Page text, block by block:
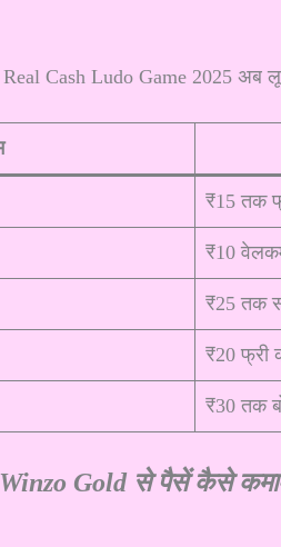
₹15 तक
₹10
₹25 तक
₹20 फ्री
₹30 तक
Gold से पैसें कैसे